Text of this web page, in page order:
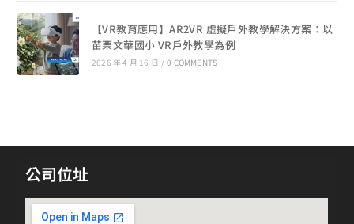
【VR教育應用】AR2VR 虛擬戶外教學解決方案：以
苗栗文華國小 VR戶外教學為例
2026 年 4 月 16 日 / 0 COMMENTS
公司位址